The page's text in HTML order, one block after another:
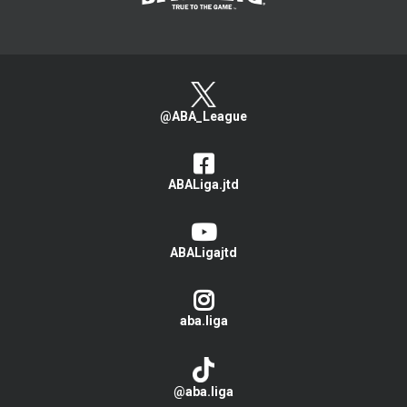
@ABA_League
ABALiga.jtd
ABALigajtd
aba.liga
@aba.liga